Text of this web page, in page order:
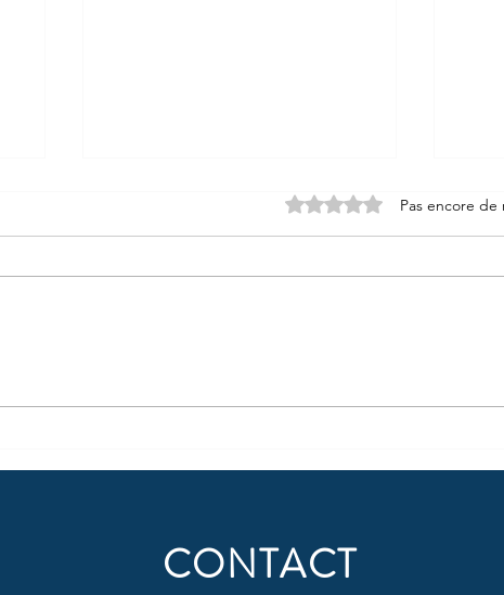
Domaine Royal de Dreux – 30 &
Noté 0 étoile sur 5.Pas encore de
CONTACT